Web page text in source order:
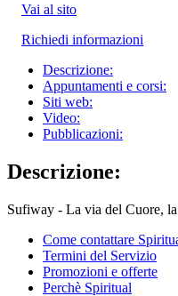
Vai al sito
Richiedi informazioni
Descrizione:
Appuntamenti e corsi:
Siti web:
Video:
Pubblicazioni:
Descrizione:
Sufiway - La via del Cuore,
Come contattare
Termini del Servizio
Promozioni e offerte
Perchè Spiritual